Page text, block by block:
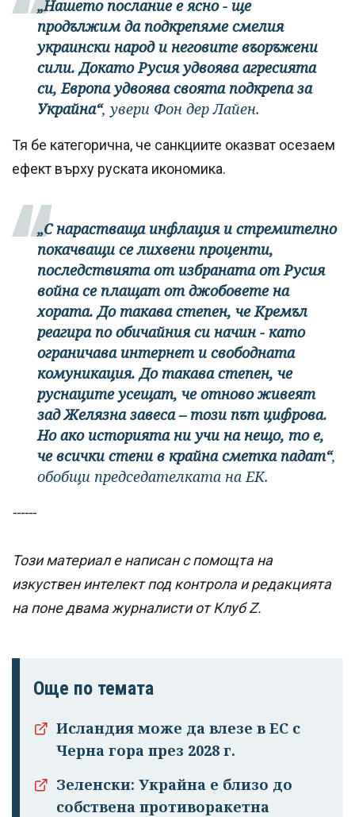
„Нашето послание е ясно - ще
продължим да подкрепяме смелия
украински народ и неговите въоръжени
сили. Докато Русия удвоява агресията
си, Европа удвоява своята подкрепа за
Украйна“, увери Фон дер Лайен.
Тя бе категорична, че санкциите оказват осезаем
ефект върху руската икономика.
„С нарастваща инфлация и стремително
покачващи се лихвени проценти,
последствията от избраната от Русия
война се плащат от джобовете на
хората. До такава степен, че Кремъл
реагира по обичайния си начин - като
ограничава интернет и свободната
комуникация. До такава степен, че
руснаците усещат, че отново живеят
зад Желязна завеса – този път цифрова.
Но ако историята ни учи на нещо, то е,
че всички стени в крайна сметка падат“,
обобщи председателката на ЕК.
------
Този материал е написан с помощта на
изкуствен интелект под контрола и редакцията
на поне двама журналисти от Клуб Z.
Още по темата
Исландия може да влезе в ЕС с
Черна гора през 2028 г.
Зеленски: Украйна е близо до
собствена противоракетна